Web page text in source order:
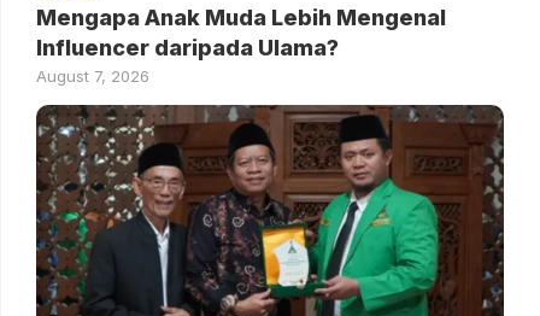
Mengapa Anak Muda Lebih Mengenal
Influencer daripada Ulama?
August 7, 2026